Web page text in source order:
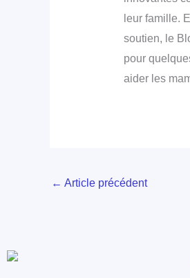
leur famille.
soutien, le
pour
aider les
← Article précédent